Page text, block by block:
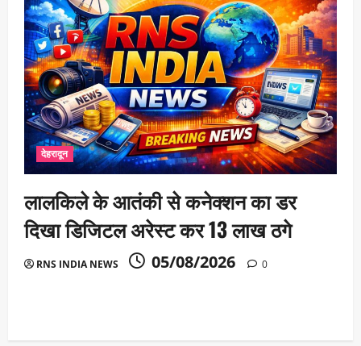
देहरादून
लालकिले के आतंकी से कनेक्शन का डर
दिखा डिजिटल अरेस्ट कर 13 लाख ठगे
RNS INDIA NEWS 05/08/2026 0